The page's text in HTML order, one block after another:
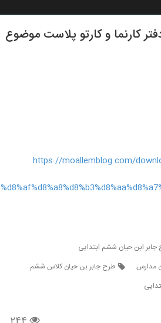
97 بهترین فایل و دفتر کارنما و کارتو پلاست موضوع
https://moallemblog.com/
ابن حیان ششم ابتدایی
مدارس
طرح جابر بن حیان کلاس ششم